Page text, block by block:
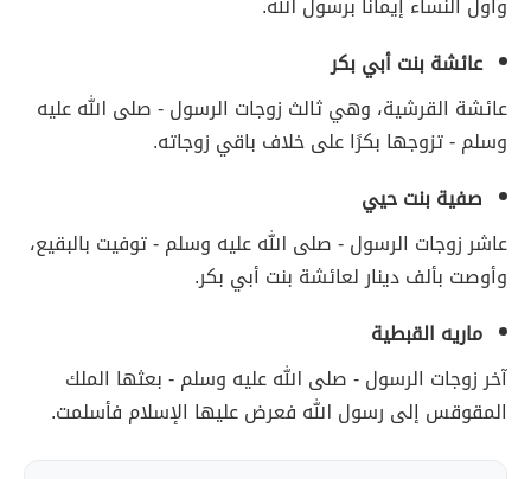
عائشة بنت أبي بكر
عائشة القرشية، وهي ثالث زوجات الرسول - صلى الله عليه
وسلم - تزوجها بكرًا على خلاف باقي زوجاته.
صفية بنت حيي
عاشر زوجات الرسول - صلى الله عليه وسلم - توفيت بالبقيع،
وأوصت بألف دينار لعائشة بنت أبي بكر.
ماريه القبطية
آخر زوجات الرسول - صلى الله عليه وسلم - بعثها الملك
المقوقس إلى رسول الله فعرض عليها الإسلام فأسلمت.